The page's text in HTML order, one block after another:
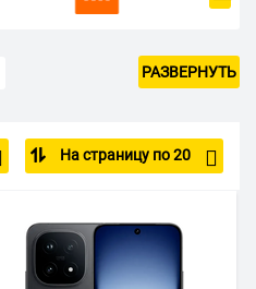
РАЗВЕРНУТЬ
На страницу по 20